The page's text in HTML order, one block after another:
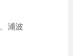
浦波